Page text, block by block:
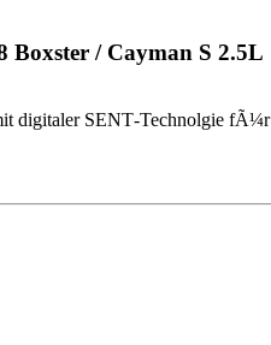
/ Cayman S 2.5L
digitaler SENT‐Technolgie